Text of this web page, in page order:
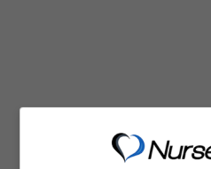
Come detto le cause